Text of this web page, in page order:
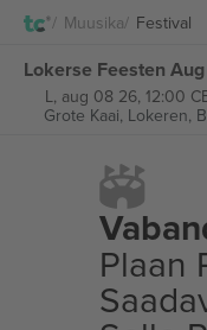
Muusika Festival
Lokerse Feesten
L, aug 08 26, 12:00
Grote Kaai, Lokeren,
Plaan